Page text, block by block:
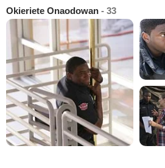
Okieriete Onaodowan - 33